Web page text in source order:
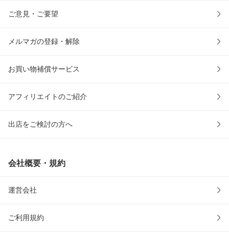
ご意見・ご要望
メルマガの登録・解除
お買い物補償サービス
アフィリエイトのご紹介
出店をご検討の方へ
会社概要・規約
運営会社
ご利用規約